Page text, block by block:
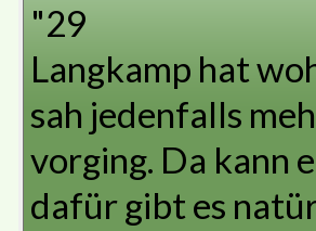
"29
Langkamp hat
sah jedenfalls
vorging. Da kann
dafür gibt es